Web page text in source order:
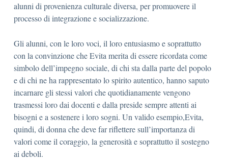
alunni di provenienza culturale diversa, per promuovere il
processo di integrazione e socializzazione.
Gli alunni, con le loro voci, il loro entusiasmo e soprattutto
con la convinzione che Evita merita di essere ricordata come
simbolo dell’impegno sociale, di chi sta dalla parte del popolo
e di chi ne ha rappresentato lo spirito autentico, hanno saputo
incarnare gli stessi valori che quotidianamente vengono
trasmessi loro dai docenti e dalla preside sempre attenti ai
bisogni e a sostenere i loro sogni. Un valido esempio,Evita,
quindi, di donna che deve far riflettere sull’importanza di
valori come il coraggio, la generosità e soprattutto il sostegno
ai deboli.